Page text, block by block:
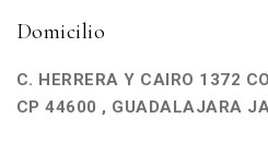
Domicilio
C. HERRERA Y CAIRO 1372
CP 44600 , GUADALAJARA